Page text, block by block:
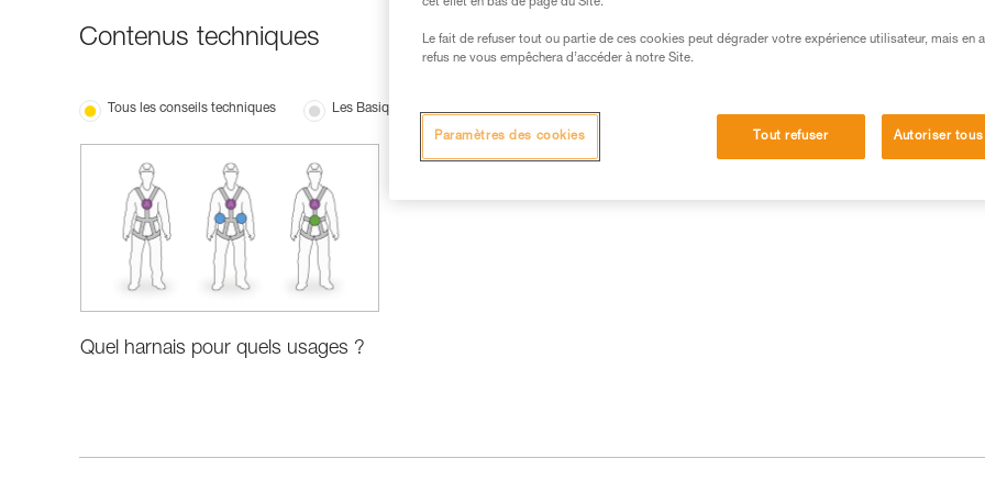
Contenus techniques
Tous les conseils techniques Les Basiques
Quel harnais pour quels usages ?
cet effet en bas de page du Site.
Le fait de refuser tout ou partie de ces cookies peut dégrader votre expérience utilisateur, mais en
refus ne vous empêchera d’accéder à notre Site.
Tout refuser Autoriser
Paramètres des cookies